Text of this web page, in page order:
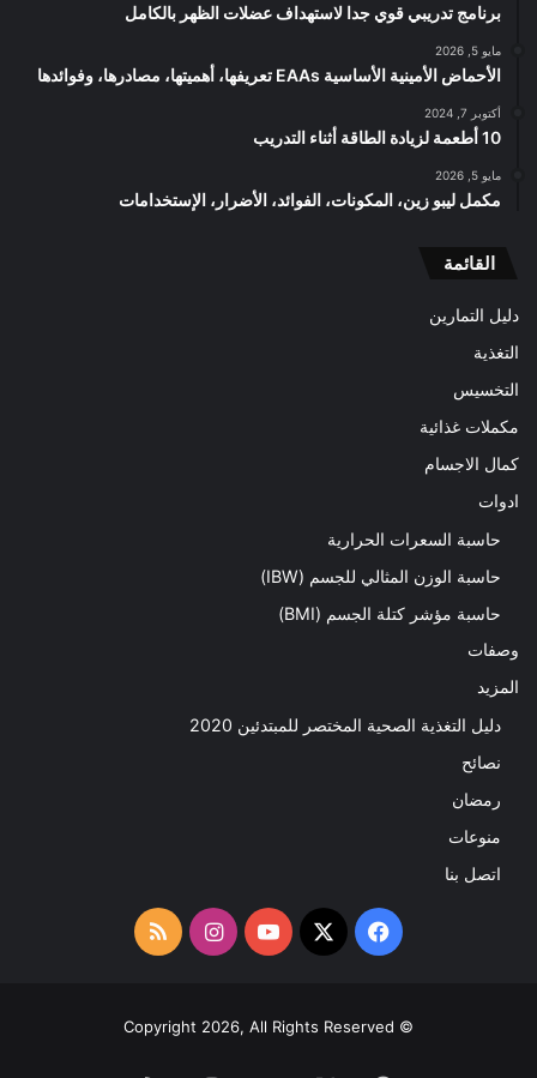
برنامج تدريبي قوي جدا لاستهداف عضلات الظهر بالكامل
مايو 5, 2026
الأحماض الأمينية الأساسية EAAs تعريفها، أهميتها، مصادرها، وفوائدها
أكتوبر 7, 2024
10 أطعمة لزيادة الطاقة أثناء التدريب
مايو 5, 2026
مكمل ليبو زين، المكونات، الفوائد، الأضرار، الإستخدامات
القائمة
دليل التمارين
التغذية
التخسيس
مكملات غذائية
كمال الاجسام
ادوات
حاسبة السعرات الحرارية
حاسبة الوزن المثالي للجسم (IBW)
حاسبة مؤشر كتلة الجسم (BMI)
وصفات
المزيد
دليل التغذية الصحية المختصر للمبتدئين 2020​
نصائح
رمضان
منوعات
اتصل بنا
فيسبوك
‫X
‫YouTubeانستقرامملخص
RSS
© Copyright 2026, All Rights Reserved